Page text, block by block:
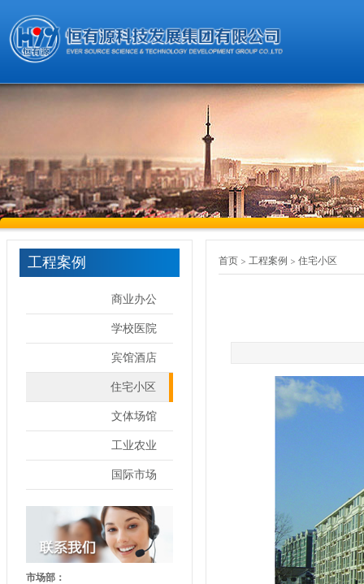
工程案例
商业办公
学校医院
宾馆酒店
住宅小区
文体场馆
工业农业
国际市场
市场部：
首页 工程案例 住宅小区